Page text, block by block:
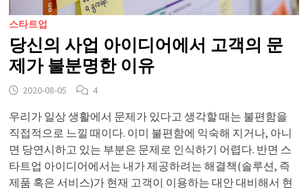
스타트업
당신의 사업 아이디어에서 고객의 문
제가 불분명한 이유
2020-08-05 4
우리가 일상 생활에서 문제가 있다고 생각할 때는 불편함을
직접적으로 느낄 때이다. 이미 불편함에 익숙해 지거나, 아니
면 당연시하고 있는 부분은 문제로 인식하기 어렵다. 반면 스
타트업 아이디어에서는 내가 제공하려는 해결책(솔루션, 즉
제품 혹은 서비스)가 현재 고객이 이용하는 대안 대비해서 현